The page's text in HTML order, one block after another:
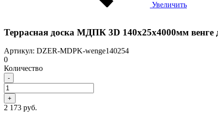
Увеличить
Террасная доска МДПК 3D 140x25х4000мм венге
Артикул: DZER-MDPK-wenge140254
0
Количество
-
+
2 173 руб.